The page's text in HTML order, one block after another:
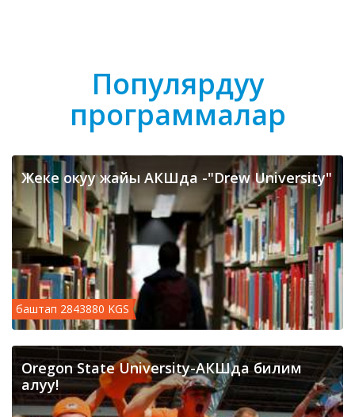
Популярдуу
программалар
Жеке окуу жайы АКШда -"Drew University"
баштап 2843880 KGS
Oregon State University-АКШда билим
алуу!